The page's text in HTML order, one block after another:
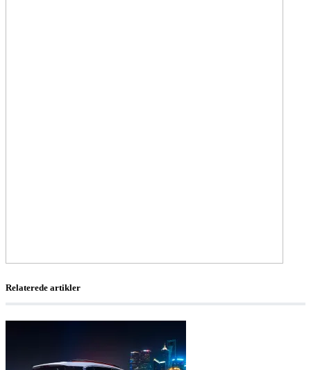
Relaterede artikler